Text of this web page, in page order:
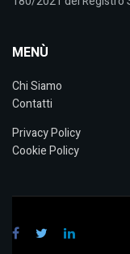
MENÙ
Chi Siamo
Contatti
Privacy Policy
Cookie Policy